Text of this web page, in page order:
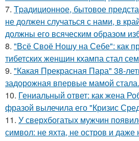
7. Tpадиционное, бытовое
не должен случаться с нами, в
должны его всяческим образом
8. "Всё Своё Ношу на Себе": как
тибетских женщин кхампа стал
9. "Какая Прекрасная Пара" 38-
задорожная впервые мамой стала.
10. Гениальный ответ: как жена
фразой вылечила его "Кризис
11. У сверхбогатых мужчин
символ: не яхта, не остров и